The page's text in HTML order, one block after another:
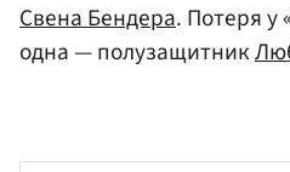
Свена Бендера. Потеря у
одна — полузащитник